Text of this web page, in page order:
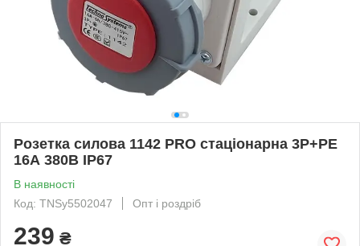
Розетка силова 1142 PRO стаціонарна 3Р+PЕ
16А 380В IP67
В наявності
Код: TNSy5502047
Опт і роздріб
239 ₴